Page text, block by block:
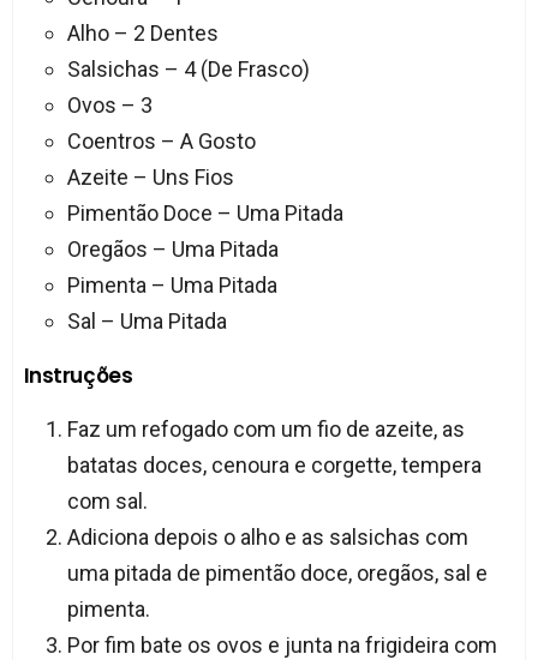
Alho – 2 Dentes
Salsichas – 4 (De Frasco)
Ovos – 3
Coentros – A Gosto
Azeite – Uns Fios
Pimentão Doce – Uma Pitada
Oregãos – Uma Pitada
Pimenta – Uma Pitada
Sal – Uma Pitada
Instruções
Faz um refogado com um fio de azeite, as
batatas doces, cenoura e corgette, tempera
com sal.
Adiciona depois o alho e as salsichas com
uma pitada de pimentão doce, oregãos, sal e
pimenta.
Por fim bate os ovos e junta na frigideira com